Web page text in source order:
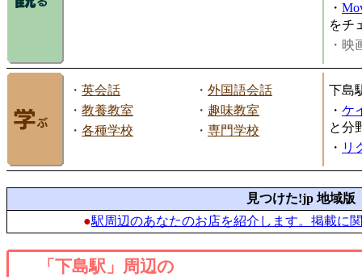
・
をチ
・映
・ 英会話 ・ 外国語会話
・ 教養教室 ・ 趣味教室
・ 各種学校 ・ 専門学校
下島
・ ケ
と分
・ リ
見つけた!jp 地域版
●駅周辺のあなたのお店を紹介します。掲載に
「下島駅」周辺の